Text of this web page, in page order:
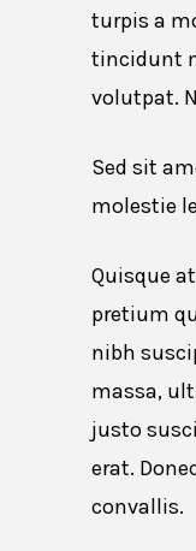
turpis a
tincidunt
volutpat.
Sed sit
molestie
Quisque
pretium
nibh
massa,
justo
erat.
convallis.